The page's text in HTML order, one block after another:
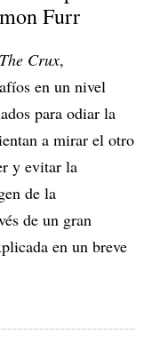
Furr
The Crux,
en un nivel
para odiar la
a mirar el otro
y evitar la
de la
de un gran
en un breve